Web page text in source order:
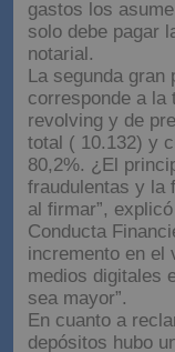
gastos los
solo debe pagar
notarial.
La segunda
corresponde a la
revolving y de
total ( 10.132) y
80,2%. ¿El
fraudulentas y la
al firmar”,
Conducta
incremento en el
medios digitales
sea mayor”.
En cuanto a
depósitos hubo